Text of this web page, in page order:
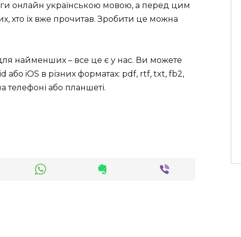
онлайн українською мовою, а перед цим
хто їх вже прочитав. Зробити це можна
найменших – все це є у нас. Ви можете
або iOS в різних форматах: pdf, rtf, txt, fb2,
телефоні або планшеті.